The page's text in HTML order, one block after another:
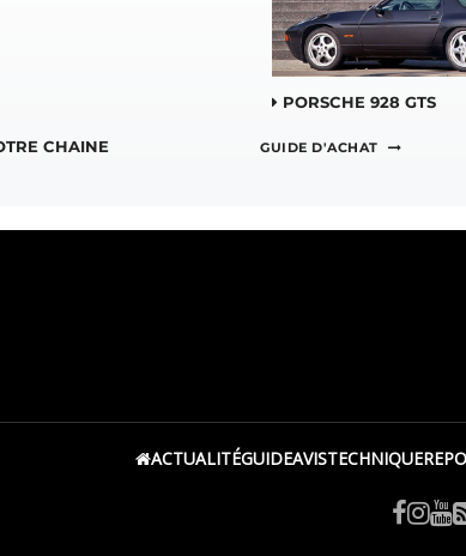
CHAINE
PORSCHE 928 GTS
GUIDE D'ACHAT
ACTUALITÉGUIDEAVISTECHNIQUE